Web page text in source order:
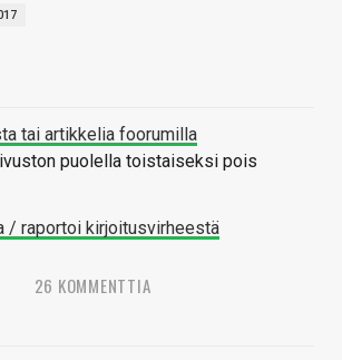
tai artikkelia foorumilla
puolella toistaiseksi pois
/ raportoi kirjoitusvirheestä
26 KOMMENTTIA